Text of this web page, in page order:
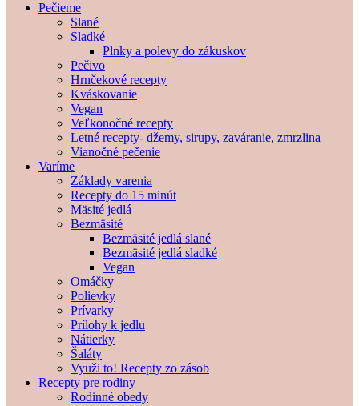
Pečieme
Slané
Sladké
Plnky a polevy do zákuskov
Pečivo
Hrnčekové recepty
Kváskovanie
Vegan
Veľkonočné recepty
Letné recepty- džemy, sirupy, zaváranie, zmrzlina
Vianočné pečenie
Varíme
Základy varenia
Recepty do 15 minút
Mäsité jedlá
Bezmäsité
Bezmäsité jedlá slané
Bezmäsité jedlá sladké
Vegan
Omáčky
Polievky
Prívarky
Prílohy k jedlu
Nátierky
Šaláty
Využi to! Recepty zo zásob
Recepty pre rodiny
Rodinné obedy